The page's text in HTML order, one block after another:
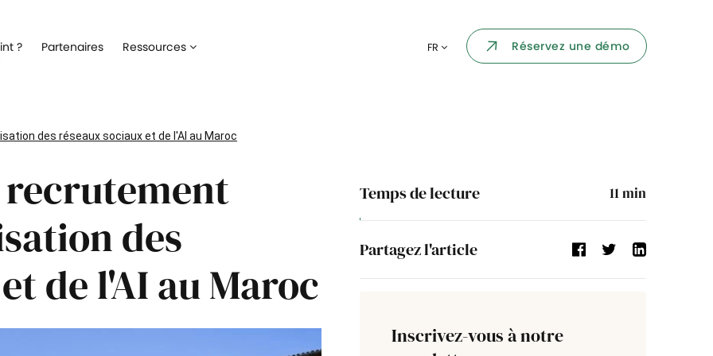
? Partenaires Ressources FR Réservez une démo
des réseaux sociaux et de l'AI au Maroc
recrutement
des
de l'AI au Maroc
Temps de lecture 11min
Partagez l'article
Inscrivez-vous à notre
la gestion de votre processus de
collaborateur
meilleur suivi des parcours de
Digitalisez les demandes et le suivi des
collaborateur
pouls du moral de vos